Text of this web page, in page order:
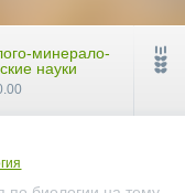
минерало-
науки